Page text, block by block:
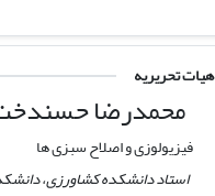
هیات تحریریه
محمدرضا
فیزیولوزی و اصلاح سبزی ها
استاد دانشکده کشاورزی،